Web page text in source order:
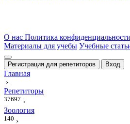
О нас Политика конфиденциальности
Материалы для учебы Учебные
Регистрация для репетиторов Вход
Главная
›
Репетиторы
37697 ›
Зоология
140 ›